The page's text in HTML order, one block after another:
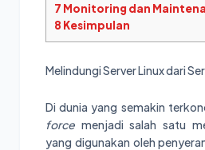
7 Monitoring dan
8 Kesimpulan
Melindungi Server Linux dari
Di dunia yang semakin
force menjadi salah satu
yang digunakan oleh